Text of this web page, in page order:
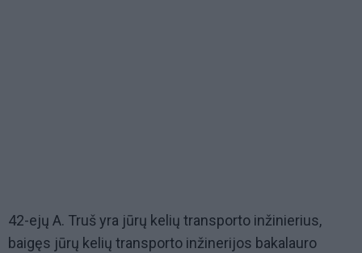
42-ejų A. Truš yra jūrų kelių transporto inžinierius,
baigęs jūrų kelių transporto inžinerijos bakalauro